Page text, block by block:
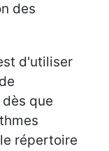
des
d'utiliser
que
répertoire